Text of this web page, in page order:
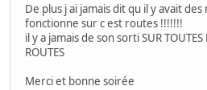
De plus j ai jamais dit qu il y avait
fonctionne sur c est routes !!!!!!!
il y a jamais de son sorti SUR TOUTES
ROUTES
Merci et bonne soirée